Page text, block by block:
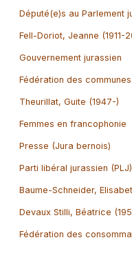
Député(e)s au Parlement
Fell-Doriot, Jeanne (1911-
Gouvernement jurassien
Fédération des
Theurillat, Guite (1947-)
Femmes en francophonie
Presse (Jura bernois)
Parti libéral jurassien (PLJ)
Baume-Schneider,
Devaux Stilli, Béatrice
Fédération des